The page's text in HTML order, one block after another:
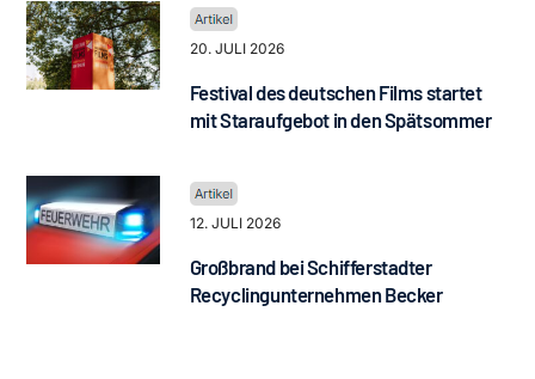
20. JULI 2026
Festival des deutschen Films startet
mit Staraufgebot in den Spätsommer
12. JULI 2026
Großbrand bei Schifferstadter
Recyclingunternehmen Becker